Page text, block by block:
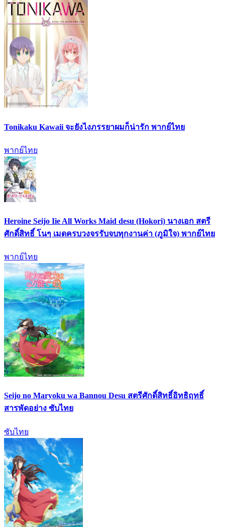
Tonikaku Kawaii จะยังไงภรรยาผมก็น่ารัก พากย์ไทย
พากย์ไทย
Heroine Seijo Iie All Works Maid desu (Hokori) นางเอก สตรี
ศักดิ์สิทธิ์ โนๆ เมดครบวงจรรับจบทุกงานค่า (ภูมิใจ) พากย์ไทย
พากย์ไทย
Seijo no Maryoku wa Bannou Desu สตรีศักดิ์สิทธิ์อิทธิฤทธิ์
สารพัดอย่าง ซับไทย
ซับไทย